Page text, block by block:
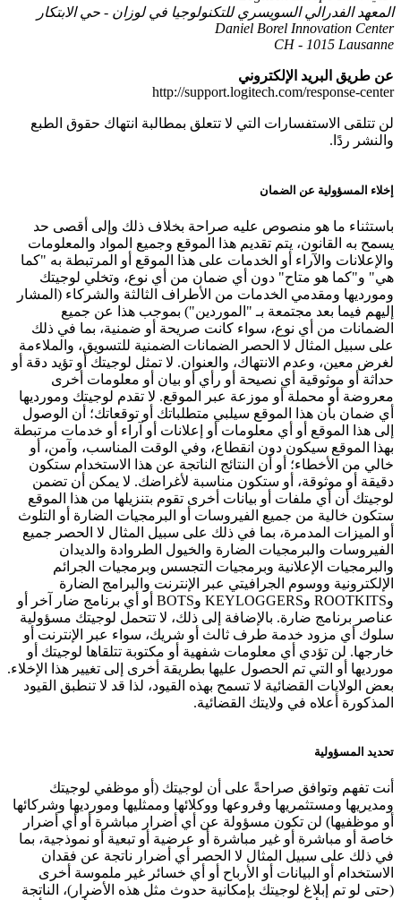
المعهد الفدرالي السويسري للتكنولوجيا في لوزان - حي الابتكار
Daniel Borel Innovation Center
CH - 1015 Lausanne
عن طريق البريد الإلكتروني
http://support.logitech.com/response-center
لن تتلقى الاستفسارات التي لا تتعلق بمطالبة انتهاك حقوق الطبع
والنشر ردًا.
إخلاء المسؤولية عن الضمان
باستثناء ما هو منصوص عليه صراحة بخلاف ذلك وإلى أقصى حد
يسمح به القانون، يتم تقديم هذا الموقع وجميع المواد والمعلومات
والإعلانات والآراء أو الخدمات على هذا الموقع أو المرتبطة به "كما
هي" و"كما هو متاح" دون أي ضمان من أي نوع، وتخلي لوجيتك
ومورديها ومقدمي الخدمات من الأطراف الثالثة والشركاء (المشار
إليهم فيما بعد مجتمعة بـ "الموردين") بموجب هذا عن جميع
الضمانات من أي نوع، سواء كانت صريحة أو ضمنية، بما في ذلك
على سبيل المثال لا الحصر الضمانات الضمنية للتسويق، والملاءمة
لغرض معين، وعدم الانتهاك، والعنوان. لا تمثل لوجيتك أو تؤيد دقة أو
حداثة أو موثوقية أي نصيحة أو رأي أو بيان أو معلومات أخرى
معروضة أو محملة أو موزعة عبر الموقع. لا تقدم لوجيتك ومورديها
أي ضمان بأن هذا الموقع سيلبي متطلباتك أو توقعاتك؛ أن الوصول
إلى هذا الموقع أو أي معلومات أو إعلانات أو آراء أو خدمات مرتبطة
بهذا الموقع سيكون دون انقطاع، وفي الوقت المناسب، وآمن، أو
خالي من الأخطاء؛ أو أن النتائج الناتجة عن هذا الاستخدام ستكون
دقيقة أو موثوقة، أو ستكون مناسبة لأغراضك. لا يمكن أن تضمن
لوجيتك أن أي ملفات أو بيانات أخرى تقوم بتنزيلها من هذا الموقع
ستكون خالية من جميع الفيروسات أو البرمجيات الضارة أو التلوث
أو الميزات المدمرة، بما في ذلك على سبيل المثال لا الحصر جميع
الفيروسات والبرمجيات الضارة والخيول الطروادة والديدان
والبرمجيات الإعلانية وبرمجيات التجسس وبرمجيات الجرائم
الإلكترونية ووسوم الجرافيتي عبر الإنترنت والبرامج الضارة
وROOTKITS وKEYLOGGERS وBOTS أو أي برنامج ضار آخر أو
عناصر برنامج ضارة. بالإضافة إلى ذلك، لا تتحمل لوجيتك مسؤولية
سلوك أي مزود خدمة طرف ثالث أو شريك، سواء عبر الإنترنت أو
خارجها. لن تؤدي أي معلومات شفهية أو مكتوبة تتلقاها لوجيتك أو
مورديها أو التي تم الحصول عليها بطريقة أخرى إلى تغيير هذا الإخلاء.
بعض الولايات القضائية لا تسمح بهذه القيود، لذا قد لا تنطبق القيود
المذكورة أعلاه في ولايتك القضائية.
تحديد المسؤولية
أنت تفهم وتوافق صراحةً على أن لوجيتك (أو موظفي لوجيتك
ومديريها ومستثمريها وفروعها ووكلائها وممثليها ومورديها وشركائها
أو موظفيها) لن تكون مسؤولة عن أي أضرار مباشرة أو أي أضرار
خاصة أو مباشرة أو غير مباشرة أو عرضية أو تبعية أو نموذجية، بما
في ذلك على سبيل المثال لا الحصر أي أضرار ناتجة عن فقدان
الاستخدام أو البيانات أو الأرباح أو أي خسائر غير ملموسة أخرى
(حتى لو تم إبلاغ لوجيتك بإمكانية حدوث مثل هذه الأضرار)، الناتجة